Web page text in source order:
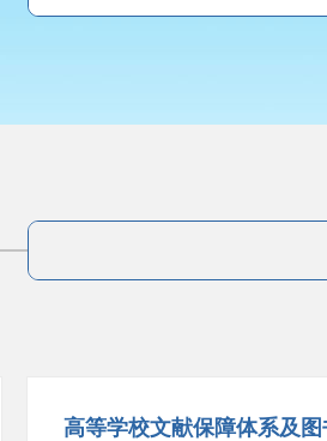
高等学校文献保障体系及